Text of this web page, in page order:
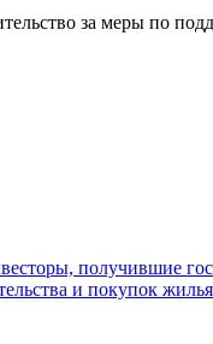
за меры по
получившие
и покупок